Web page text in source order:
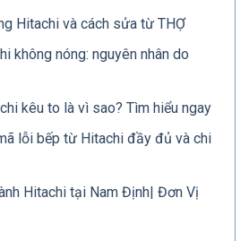
Hitachi và cách sửa từ THỢ
không nóng: nguyên nhân do
kêu to là vì sao? Tìm hiểu ngay
lỗi bếp từ Hitachi đầy đủ và chi
Hitachi tại Nam Định| Đơn Vị